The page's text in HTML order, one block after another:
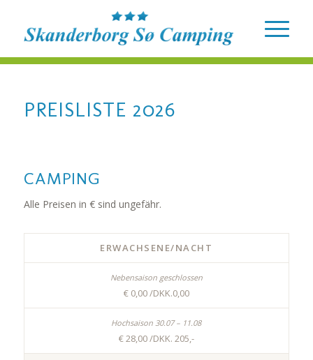
PREISLISTE 2026
CAMPING
Alle Preisen in € sind ungefähr.
ERWACHSENE/NACHT
€ 0,00 /DKK.0,00
€ 28,00 /DKK. 205,-